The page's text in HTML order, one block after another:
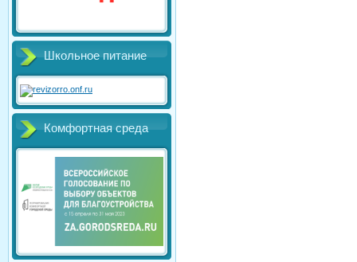
Школьное питание
Комфортная среда